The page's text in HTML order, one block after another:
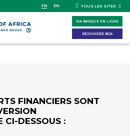
FR EN TOUS LES SITES
MA BANQUE EN LIGNE
REJOINDRE BOA
FINANCIERS SONT
CI-DESSOUS :